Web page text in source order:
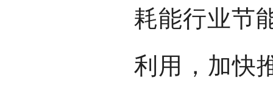
耗能行业节
利用，加快